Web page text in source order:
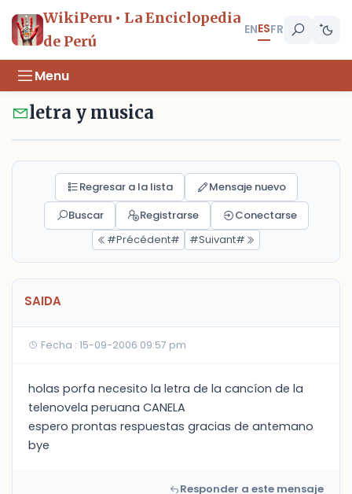
WikiPeru • La Enciclopedia
de Perú
ENESFR
Menu
letra y musica
Regresar a la lista
Mensaje nuevo
Buscar
Registrarse
Conectarse
#Précédent#
#Suivant#
SAIDA
Fecha : 15-09-2006 09:57 pm
holas porfa necesito la letra de la cancíon de la
telenovela peruana CANELA
espero prontas respuestas gracias de antemano
bye
Responder a este mensaje